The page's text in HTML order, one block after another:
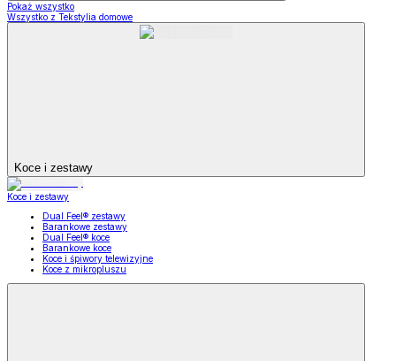
Pokaż wszystko
Wszystko z Tekstylia domowe
Koce i zestawy
Koce i zestawy
Dual Feel® zestawy
Barankowe zestawy
Dual Feel® koce
Barankowe koce
Koce i śpiwory telewizyjne
Koce z mikropluszu